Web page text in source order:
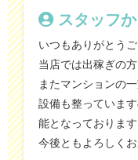
スタッフか
いつもありがとうご
当店では出稼ぎの
またマンションの
設備も整っていま
能となっております
今後ともよろしく